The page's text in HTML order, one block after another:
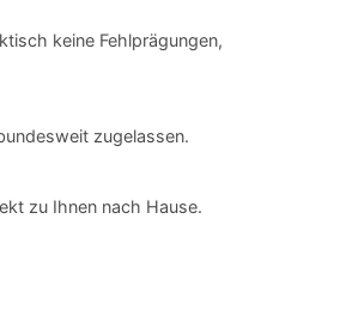
keine Fehlprägungen,
zugelassen.
zu Ihnen nach Hause.